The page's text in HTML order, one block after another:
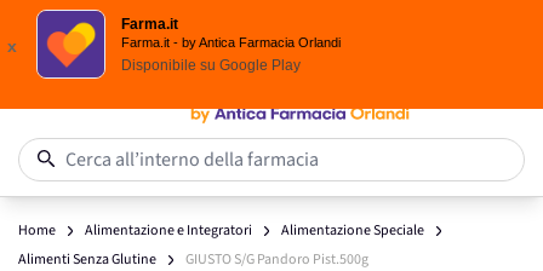
Spedizione
x
Farma.it
Farma.it - by Antica Farmacia Orlandi
Disponibile su Google Play
Salta al contenuto
Cerca all’interno della farmacia
Home Alimentazione e Integratori
Alimentazione Speciale
Alimenti Senza Glutine
GIUSTO S/G Pandoro Pist.500g